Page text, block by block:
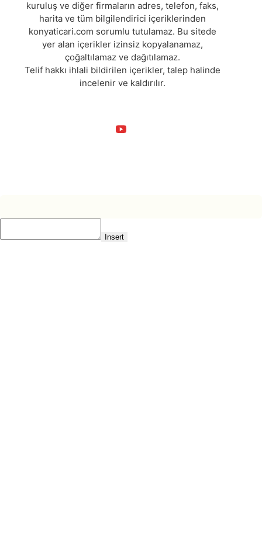
kuruluş ve diğer firmaların adres, telefon, faks,
harita ve tüm bilgilendirici içeriklerinden
konyaticari.com sorumlu tutulamaz. Bu sitede
yer alan içerikler izinsiz kopyalanamaz,
çoğaltılamaz ve dağıtılamaz.
Telif hakkı ihlali bildirilen içerikler, talep halinde
incelenir ve kaldırılır.
Insert